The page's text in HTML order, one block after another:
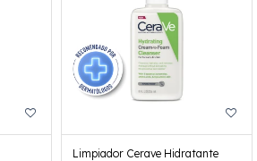
Limpiador Cerave Hidratante